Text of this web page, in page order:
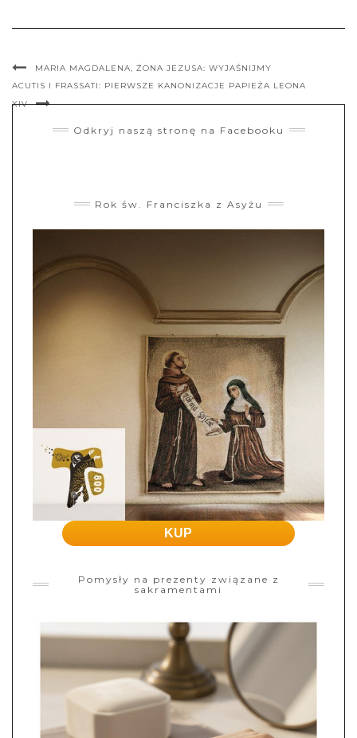
MARIA MAGDALENA, ŻONA JEZUSA: WYJAŚNIJMY
ACUTIS I FRASSATI: PIERWSZE KANONIZACJE PAPIEŻA LEONA
XIV
Odkryj naszą stronę na Facebooku
Rok św. Franciszka z Asyżu
KUP
Pomysły na prezenty związane z
sakramentami